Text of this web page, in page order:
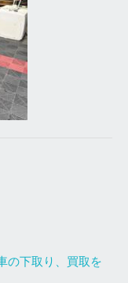
の下取り、買取を